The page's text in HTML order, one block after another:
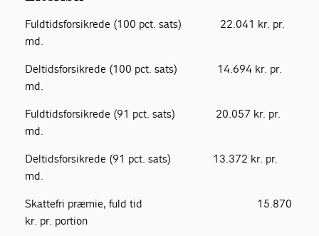
Fuldtidsforsikrede (100 pct. sats) 22.041 kr. pr.
md.
Deltidsforsikrede (100 pct. sats) 14.694 kr. pr.
md.
Fuldtidsforsikrede (91 pct. sats) 20.057 kr. pr.
md.
Deltidsforsikrede (91 pct. sats) 13.372 kr. pr.
md.
Skattefri præmie, fuld tid 15.870
kr. pr. portion